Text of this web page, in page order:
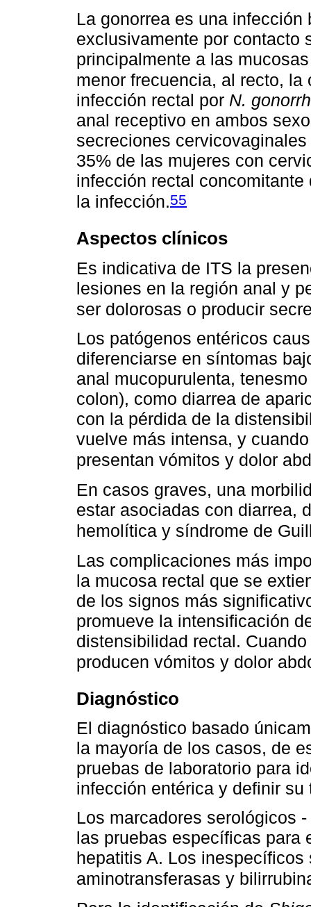
La gonorrea es una
exclusivamente por contacto
principalmente a las
menor frecuencia, al recto,
infección rectal por N.
anal receptivo en ambos
secreciones
35% de las mujeres con
infección rectal
la infección.55
Aspectos clínicos
Es indicativa de ITS la
lesiones en la región anal y
ser dolorosas o producir
Los patógenos entéricos
diferenciarse en síntomas
anal mucopurulenta,
colon), como diarrea de
con la pérdida de la
vuelve más intensa, y
presentan vómitos y dolor
En casos graves, una
estar asociadas con diarrea,
hemolítica y síndrome de
Las complicaciones más
la mucosa rectal que se
de los signos más
promueve la intensificación
distensibilidad rectal.
producen vómitos y dolor
Diagnóstico
El diagnóstico basado
la mayoría de los casos, de
pruebas de laboratorio para
infección entérica y definir
Los marcadores serológicos
las pruebas específicas para
hepatitis A. Los
aminotransferasas y